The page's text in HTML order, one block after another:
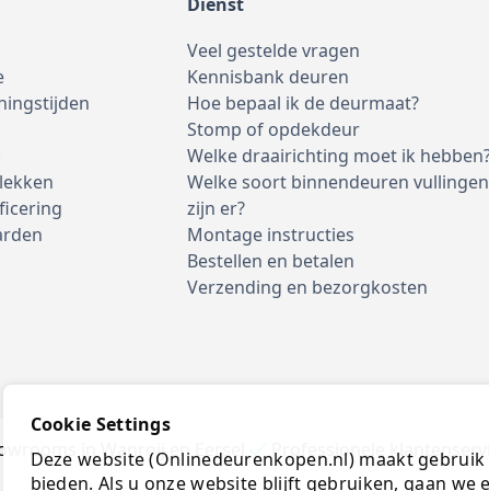
Veel gestelde vragen
Kennisbank deuren
Hoe bepaal ik de deurmaat?
Stomp of opdekdeur
Welke draairichting moet ik
Welke soort binnendeuren vullingen
zijn er?
Montage instructies
Bestellen en betalen
Verzending en bezorgkosten
in Wanroij en Eersel Professionele
Cookie Settings
Deze website (Onlinedeurenkopen.nl) maakt
bieden. Als u onze website blijft gebruiken, gaan